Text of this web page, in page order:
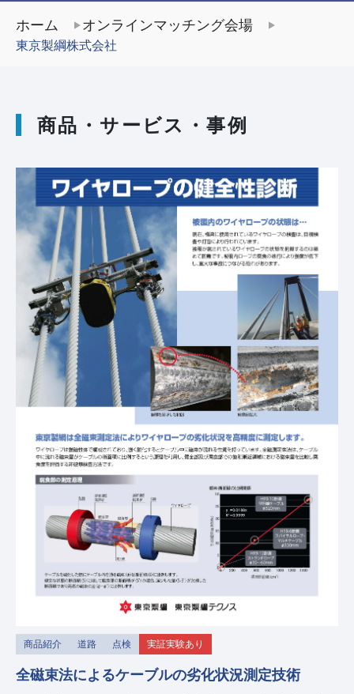
ホーム オンラインマッチング会場
東京製綱株式会社
商品・サービス・事例
商品紹介 道路 点検 実証実験あり
全磁束法によるケーブルの劣化状況測定技術